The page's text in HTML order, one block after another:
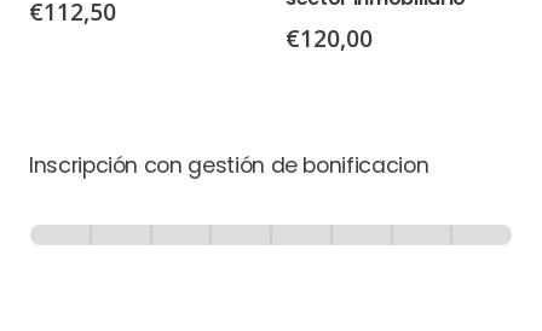
€112,50
€120,00
Inscripción con gestión de bonificacion
-